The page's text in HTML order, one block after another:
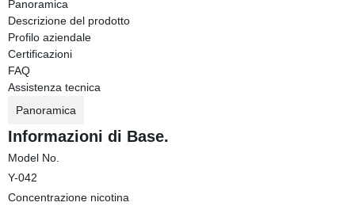
Panoramica
Descrizione del prodotto
Profilo aziendale
Certificazioni
FAQ
Assistenza tecnica
Panoramica
Informazioni di Base.
Model No.
Y-042
Concentrazione nicotina